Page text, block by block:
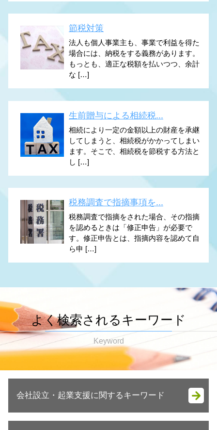
節税対策
法人も個人事業主も、事業で利益を得た
場合には、納税をする義務があります。
もっとも、適正な税額を払いつつ、余計
な […]
生前贈与による相続税...
相続により一定の金額以上の財産を承継
してしまうと、相続税がかかってしまい
ます。そこで、相続税を節税する方法と
し […]
税務調査で指摘事項を...
税務調査で指摘をされた場合、その指摘
を認めるときは「修正申告」が必要で
す。修正申告とは、指摘内容を認めて自
ら申 […]
よく検索されるキーワード
Keyword
会社設立・起業支援に関するキーワード